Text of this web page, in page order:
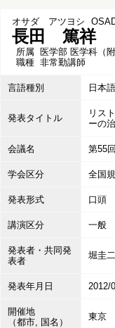
オサダ アツヨシ
長田 篤祥
所属 医学部 医学科（
職種 非常勤講師
言語種別 日本語
発表タイトル
リス
ーの
会議名 第55
学会区分 全国
発表形式 口頭
講演区分 一般
発表者・共同発
表者
堀圭
発表年月日 2012/
開催地
（都市, 国名）
東京